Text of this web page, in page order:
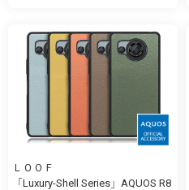
ＬＯＯＦ
「Luxury-Shell Series」AQUOS R8